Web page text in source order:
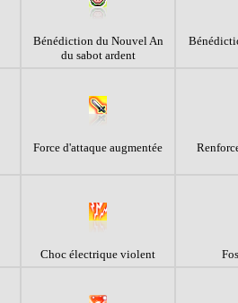
Bénédiction du Nouvel An
du sabot ardent
Force d'attaque augmentée
Choc électrique violent